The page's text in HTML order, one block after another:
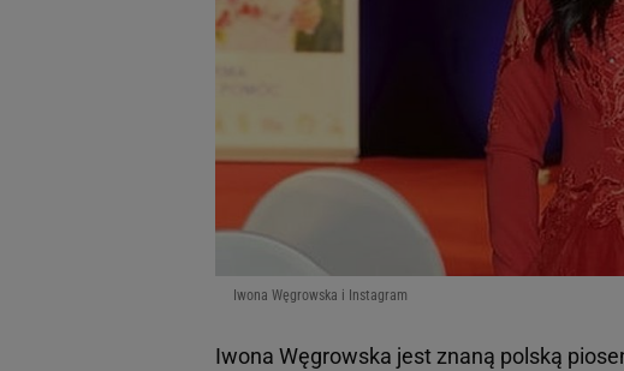
Iwona Węgrowska i Instagram
Iwona Węgrowska jest znaną polską